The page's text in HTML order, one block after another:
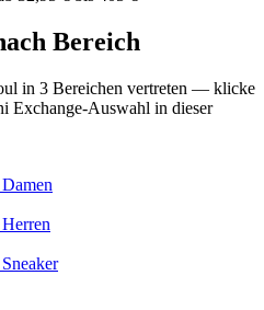
Bereich
in 3 Bereichen vertreten — klicke
Exchange-Auswahl in dieser
Damen
Herren
Sneaker